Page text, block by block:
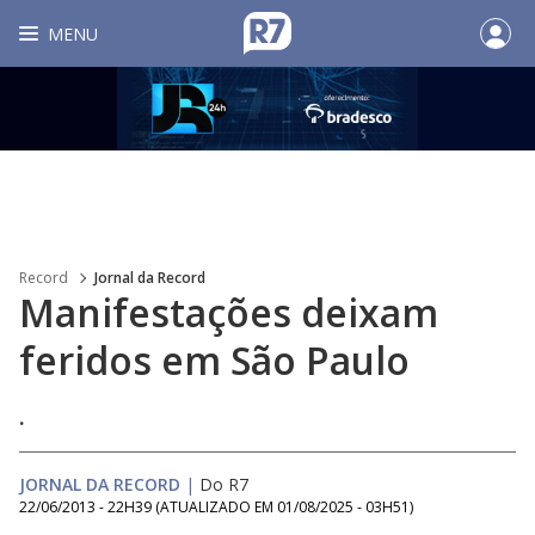
MENU
Record Jornal da Record
Manifestações deixam
feridos em São Paulo
.
JORNAL DA RECORD | Do R7
22/06/2013 - 22H39 (ATUALIZADO EM 01/08/2025 - 03H51)